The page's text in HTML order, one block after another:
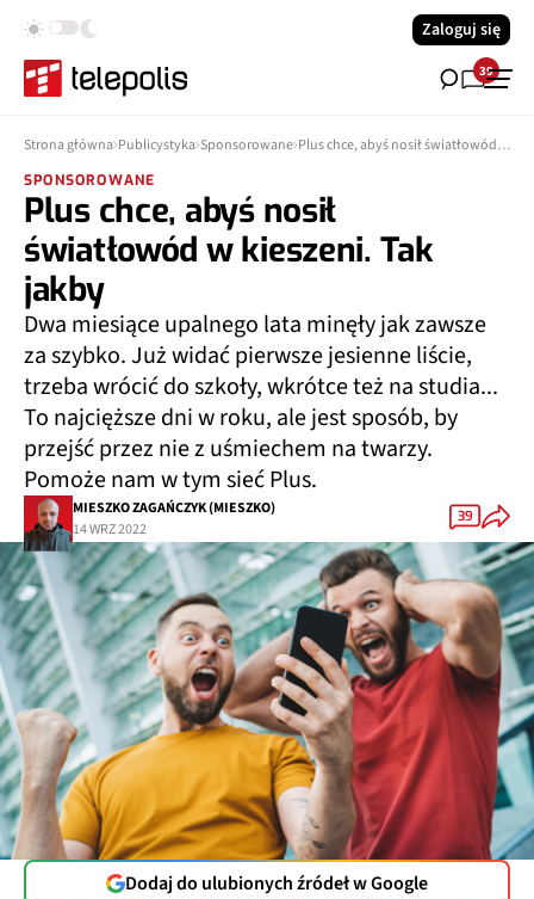
Zaloguj się
39
Strona główna Publicystyka Sponsorowane Plus chce, abyś nosił światłowód w kieszeni. Tak jakby
SPONSOROWANE
Plus chce, abyś nosił
światłowód w kieszeni. Tak
jakby
Dwa miesiące upalnego lata minęły jak zawsze
za szybko. Już widać pierwsze jesienne liście,
trzeba wrócić do szkoły, wkrótce też na studia...
To najcięższe dni w roku, ale jest sposób, by
przejść przez nie z uśmiechem na twarzy.
Pomoże nam w tym sieć Plus.
MIESZKO ZAGAŃCZYK (MIESZKO)
14 WRZ 2022
39
Dodaj do ulubionych źródeł w Google